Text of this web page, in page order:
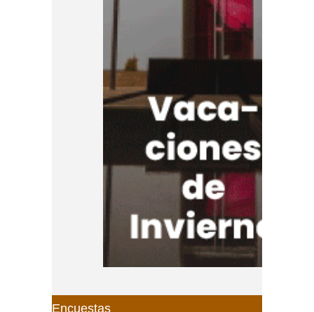
Encuestas